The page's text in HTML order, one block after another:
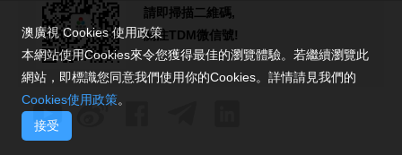
請即掃描二維碼,
關注TDM微信號!
澳廣視 Cookies 使用政策
本網站使用Cookies來令您獲得最佳的瀏覽體驗。若繼續瀏覽此
網站，即標識您同意我們使用你的Cookies。詳情請見我們的
Cookies使用政策。
接受